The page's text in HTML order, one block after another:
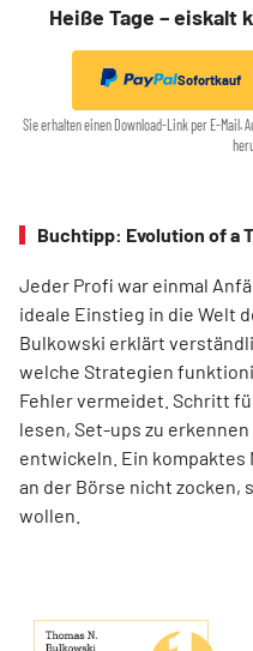
Heiße Tage – eiskalt
Sofortkauf
Sie erhalten einen Download-Link per E-Mail.
Buchtipp: Evolution of a
Jeder Profi war einmal
ideale Einstieg in die Welt
Bulkowski erklärt
welche Strategien
Fehler vermeidet. Schritt
lesen, Set-ups zu
entwickeln. Ein kompaktes
an der Börse nicht zocken,
wollen.